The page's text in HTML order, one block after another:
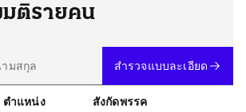
ติรายคน
สำรวจแบบละเอียด
ตำแหน่ง สังกัดพรรค